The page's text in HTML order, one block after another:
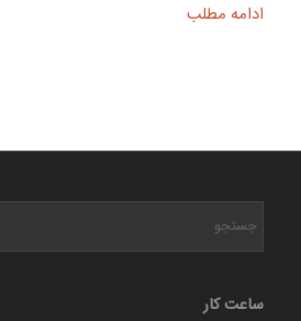
ادامه مطلب
ساعت کار